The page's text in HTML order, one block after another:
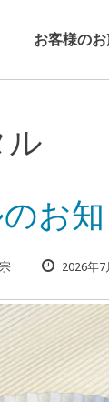
お客様のお
ル
お
2026年7